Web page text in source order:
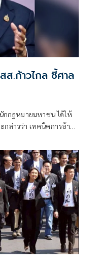
.ก้าวไกล ชี้ศาล
กกฎหมายมหาชน ได้ให้
ล่าวว่า เทคนิคการอ้าง